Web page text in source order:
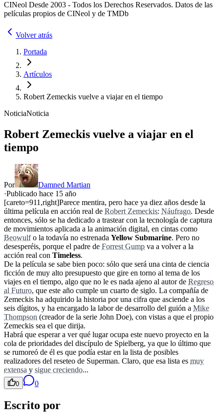
CINeol Desde 2003 - Todos los Derechos Reservados. Datos de las
películas propios de CINeol y de TMDb
Volver atrás
Portada
Artículos
Robert Zemeckis vuelve a viajar en el tiempo
NoticiaNoticia
Robert Zemeckis vuelve a viajar en el
tiempo
Por
Damned Martian
·Publicado hace 15 año
[careto=911,right]Parece mentira, pero hace ya diez años desde la
última película en acción real de Robert Zemeckis: Náufrago. Desde
entonces, sólo se ha dedicado a trastear con la tecnología de captura
de movimientos aplicada a la animación digital, en cintas como
Beowulfo la todavía no estrenada Yellow Submarine. Pero no
desesperéis, porque el padre de Forrest Gump va a volver a la
acción real con Timeless.
De la película se sabe bien poco: sólo que será una cinta de ciencia
ficción de muy alto presupuesto que gire en torno al tema de los
viajes en el tiempo, algo que no le es nada ajeno al autor de Regreso
al Futuro, que este año cumple un cuarto de siglo. La compañía de
Zemeckis ha adquirido la historia por una cifra que asciende a los
seis dígitos, y ha encargado la labor de desarrollo del guión a Mike
Thompson (creador de la serie John Doe), con vistas a que el propio
Zemeckis sea el que dirija.
Habrá que esperar a ver qué lugar ocupa este nuevo proyecto en la
cola de prioridades del discípulo de Spielberg, ya que lo último que
se rumoreó de él es que podía estar en la lista de posibles
realizadores del reseteo de Superman. Claro, que esa lista es muy
extensa y sigue creciendo...
0 0
Escrito por